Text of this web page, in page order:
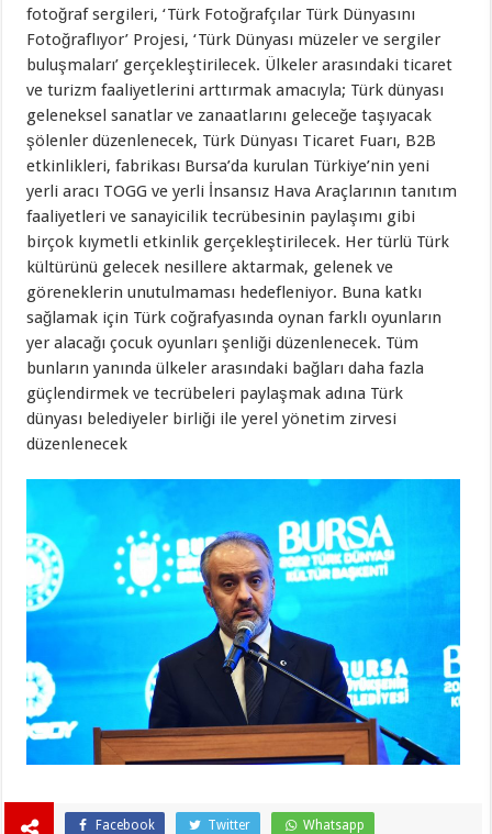
fotoğraf sergileri, ‘Türk Fotoğrafçılar Türk Dünyasını
Fotoğraflıyor’ Projesi, ‘Türk Dünyası müzeler ve sergiler
buluşmaları’ gerçekleştirilecek. Ülkeler arasındaki ticaret
ve turizm faaliyetlerini arttırmak amacıyla; Türk dünyası
geleneksel sanatlar ve zanaatlarını geleceğe taşıyacak
şölenler düzenlenecek, Türk Dünyası Ticaret Fuarı, B2B
etkinlikleri, fabrikası Bursa’da kurulan Türkiye’nin yeni
yerli aracı TOGG ve yerli İnsansız Hava Araçlarının tanıtım
faaliyetleri ve sanayicilik tecrübesinin paylaşımı gibi
birçok kıymetli etkinlik gerçekleştirilecek. Her türlü Türk
kültürünü gelecek nesillere aktarmak, gelenek ve
göreneklerin unutulmaması hedefleniyor. Buna katkı
sağlamak için Türk coğrafyasında oynan farklı oyunların
yer alacağı çocuk oyunları şenliği düzenlenecek. Tüm
bunların yanında ülkeler arasındaki bağları daha fazla
güçlendirmek ve tecrübeleri paylaşmak adına Türk
dünyası belediyeler birliği ile yerel yönetim zirvesi
düzenlenecek
Facebook Twitter Whatsapp